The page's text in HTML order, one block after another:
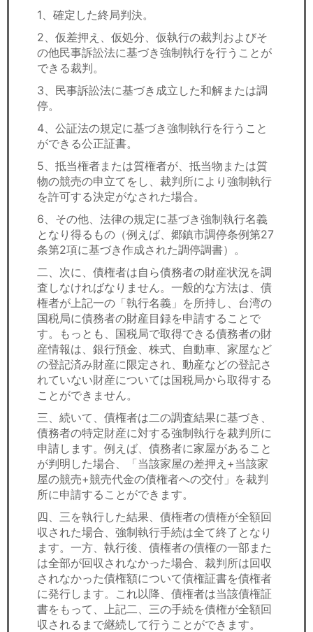
飲食店情報
1、確定した終局判決。
2、仮差押え、仮処分、仮執行の裁判およびそ
の他民事訴訟法に基づき強制執行を行うことが
できる裁判。
3、民事訴訟法に基づき成立した和解または調
停。
4、公証法の規定に基づき強制執行を行うこと
ができる公正証書。
5、抵当権者または質権者が、抵当物または質
物の競売の申立てをし、裁判所により強制執行
を許可する決定がなされた場合。
6、その他、法律の規定に基づき強制執行名義
となり得るもの（例えば、郷鎮市調停条例第27
条第2項に基づき作成された調停調書）。
二、次に、債権者は自ら債務者の財産状況を調
査しなければなりません。一般的な方法は、債
権者が上記一の「執行名義」を所持し、台湾の
国税局に債務者の財産目録を申請することで
す。もっとも、国税局で取得できる債務者の財
産情報は、銀行預金、株式、自動車、家屋など
の登記済み財産に限定され、動産などの登記さ
れていない財産については国税局から取得する
ことができません。
三、続いて、債権者は二の調査結果に基づき、
債務者の特定財産に対する強制執行を裁判所に
申請します。例えば、債務者に家屋があること
が判明した場合、「当該家屋の差押え+当該家
屋の競売+競売代金の債権者への交付」を裁判
所に申請することができます。
四、三を執行した結果、債権者の債権が全額回
収された場合、強制執行手続は全て終了となり
ます。一方、執行後、債権者の債権の一部また
は全部が回収されなかった場合、裁判所は回収
されなかった債権額について債権証書を債権者
に発行します。これ以降、債権者は当該債権証
書をもって、上記二、三の手続を債権が全額回
収されるまで継続して行うことができます。